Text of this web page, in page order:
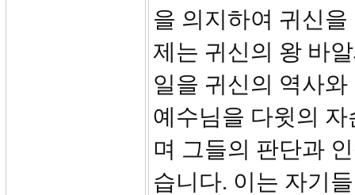
을 의지하여 귀신
제는 귀신의 왕 바
일을 귀신의 역사
예수님을 다윗의
며 그들의 판단과
습니다. 이는 자기